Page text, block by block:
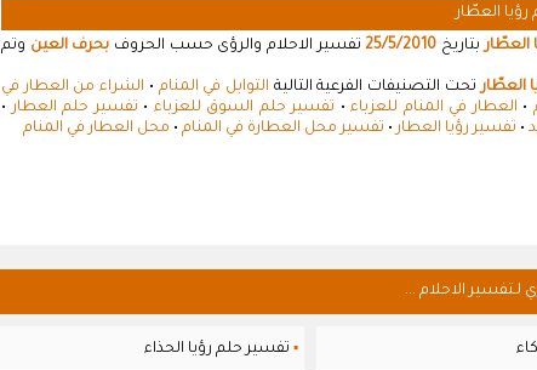
العطّار
العطّاربتاريخ 25/5/2010تفسير الاحلام والرؤى حسب الحروف بحرف العين وتم
العطّارتحت التصنيفات الفرعية التالية التوابل في المنام • الشراء من العطار في
• العطار في المنام للعزباء• تفسير حلم السوق للعزباء • تفسير حلم العطار•
• تفسير رؤيا العطار• تفسير محل العطارة في المنام • محل العطار في المنام
لـتفسير الاحلام ...
▪ تفسير حلم رؤيا الحذاء